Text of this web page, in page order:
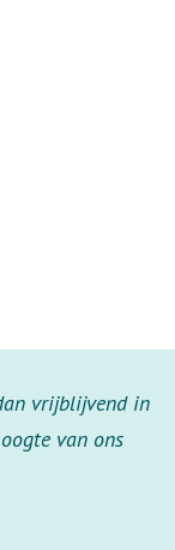
vrijblijvend in
van ons